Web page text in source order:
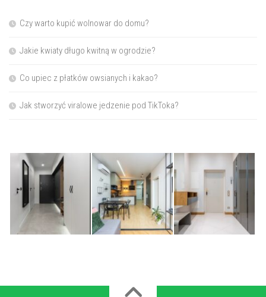
Czy warto kupić wolnowar do domu?
Jakie kwiaty długo kwitną w ogrodzie?
Co upiec z płatków owsianych i kakao?
Jak stworzyć viralowe jedzenie pod TikToka?